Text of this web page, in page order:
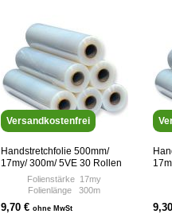
Versandkostenfrei
Handstretchfolie 500mm/
17my/ 300m/ 5VE 30 Rollen
Folienstärke 17my
Folienlänge 300m
Rollenbreit 500mm
9,70 € ohne MwSt